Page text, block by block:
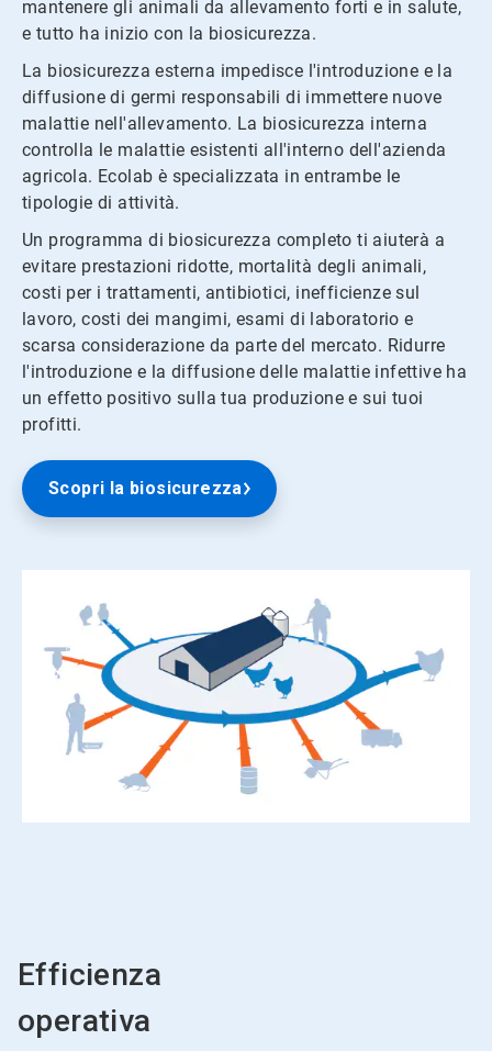
mantenere gli animali da allevamento forti e in salute,
e tutto ha inizio con la biosicurezza.
La biosicurezza esterna impedisce l'introduzione e la
diffusione di germi responsabili di immettere nuove
malattie nell'allevamento. La biosicurezza interna
controlla le malattie esistenti all'interno dell'azienda
agricola. Ecolab è specializzata in entrambe le
tipologie di attività.
Un programma di biosicurezza completo ti aiuterà a
evitare prestazioni ridotte, mortalità degli animali,
costi per i trattamenti, antibiotici, inefficienze sul
lavoro, costi dei mangimi, esami di laboratorio e
scarsa considerazione da parte del mercato. Ridurre
l'introduzione e la diffusione delle malattie infettive ha
un effetto positivo sulla tua produzione e sui tuoi
profitti.
Scopri la biosicurezza
Efficienza
operativa